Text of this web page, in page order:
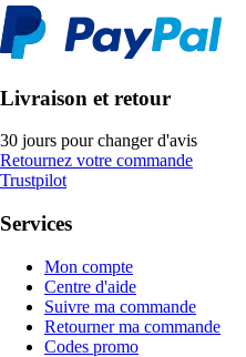
Livraison et retour
30 jours pour changer d'avis
Retournez votre commande
Trustpilot
Services
Mon compte
Centre d'aide
Suivre ma commande
Retourner ma commande
Codes promo